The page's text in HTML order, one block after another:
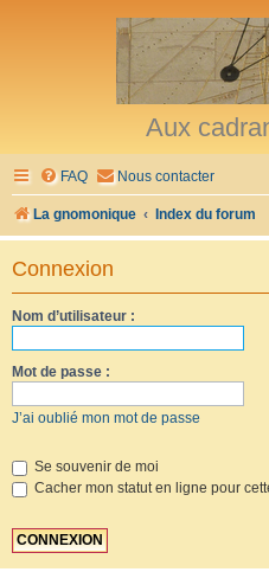
Aux
FAQ Nous contacter
La gnomonique Index du forum
Connexion
Nom d’utilisateur :
Mot de passe :
J’ai oublié mon mot de passe
Se souvenir de moi
Cacher mon statut en ligne pour